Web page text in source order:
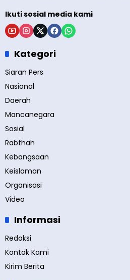
Ikuti sosial media kami
Kategori
Siaran Pers
Nasional
Daerah
Mancanegara
Sosial
Rabthah
Kebangsaan
Keislaman
Organisasi
Video
Informasi
Redaksi
Kontak Kami
Kirim Berita